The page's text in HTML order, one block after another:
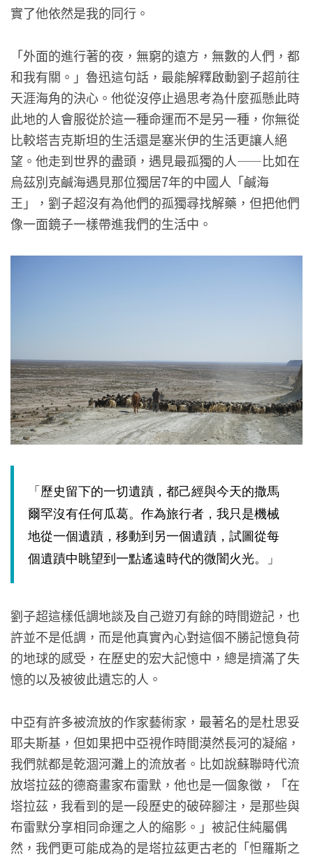
實了他依然是我的同行。
「外面的進行著的夜，無窮的遠方，無數的人們，都
和我有關。」魯迅這句話，最能解釋啟動劉子超前往
天涯海角的決心。他從沒停止過思考為什麼孤懸此時
此地的人會服從於這一種命運而不是另一種，你無從
比較塔吉克斯坦的生活還是塞米伊的生活更讓人絕
望。他走到世界的盡頭，遇見最孤獨的人——比如在
烏茲別克鹹海遇見那位獨居7年的中國人「鹹海
王」，劉子超沒有為他們的孤獨尋找解藥，但把他們
像一面鏡子一樣帶進我們的生活中。
「歷史留下的一切遺蹟，都己經與今天的撒馬
爾罕沒有任何瓜葛。作為旅行者，我只是機械
地從一個遺蹟，移動到另一個遺蹟，試圖從每
個遺蹟中眺望到一點遙遠時代的微闇火光。」
劉子超這樣低調地談及自己遊刃有餘的時間遊記，也
許並不是低調，而是他真實內心對這個不勝記憶負荷
的地球的感受，在歷史的宏大記憶中，總是擠滿了失
憶的以及被彼此遺忘的人。
中亞有許多被流放的作家藝術家，最著名的是杜思妥
耶夫斯基，但如果把中亞視作時間漠然長河的凝縮，
我們就都是乾涸河灘上的流放者。比如說蘇聯時代流
放塔拉茲的德裔畫家布雷默，他也是一個象徵，「在
塔拉茲，我看到的是一段歷史的破碎腳注，是那些與
布雷默分享相同命運之人的縮影。」被記住純屬偶
然，我們更可能成為的是塔拉茲更古老的「怛羅斯之